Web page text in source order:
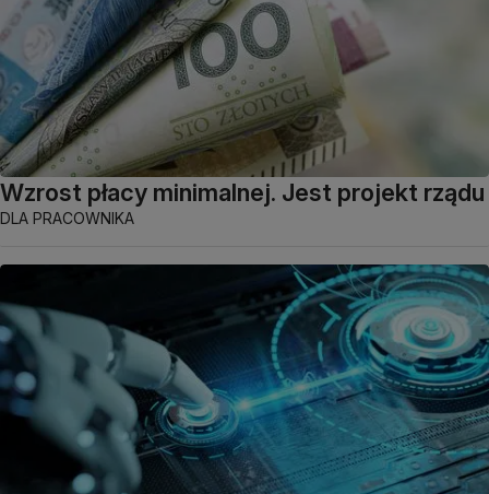
Wzrost płacy minimalnej. Jest projekt rządu
DLA PRACOWNIKA